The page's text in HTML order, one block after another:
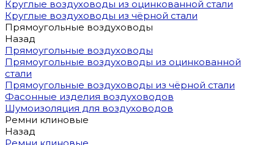
Круглые воздуховоды из оцинкованной стали
Круглые воздуховоды из чёрной стали
Прямоугольные воздуховоды
Назад
Прямоугольные воздуховоды
Прямоугольные воздуховоды из оцинкованной
стали
Прямоугольные воздуховоды из чёрной стали
Фасонные изделия воздуховодов
Шумоизоляция для воздуховодов
Ремни клиновые
Назад